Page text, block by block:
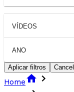
VÍDEOS
ANO
Aplicar filtros
Home